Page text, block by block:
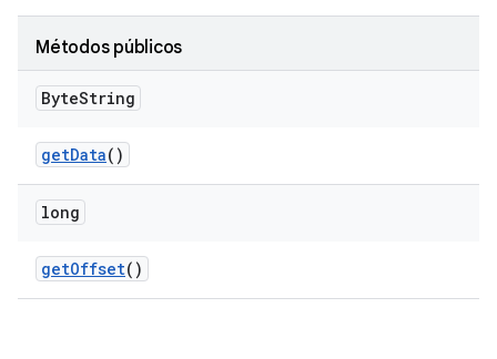
Métodos públicos
ByteString
getData()
long
getOffset()